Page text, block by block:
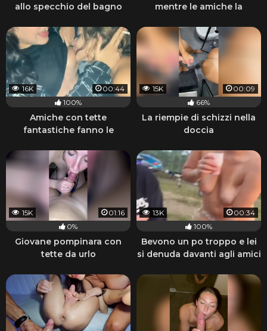
allo specchio del bagno
mentre le amiche la
16K
00:44
100%
Amiche con tette
fantastiche fanno le
15K
00:09
66%
La riempie di schizzi nella
doccia
15K
01:16
0%
Giovane pompinara con
tette da urlo
13K
00:34
100%
Bevono un po troppo e lei
si denuda davanti agli amici